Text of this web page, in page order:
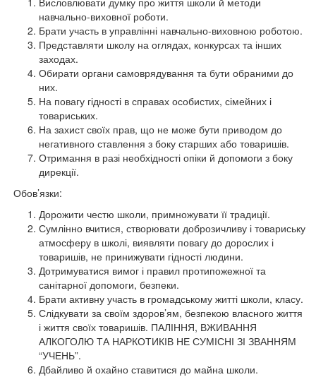
навчально-виховної роботи.
Брати участь в управлінні навчально-виховною роботою.
Представляти школу на оглядах, конкурсах та інших
заходах.
Обирати органи самоврядування та бути обраними до
них.
На повагу гідності в справах особистих, сімейних і
товариських.
На захист своїх прав, що не може бути приводом до
негативного ставлення з боку старших або товаришів.
Отримання в разі необхідності опіки й допомоги з боку
дирекції.
Обов’язки:
Дорожити честю школи, примножувати її традиції.
Сумлінно вчитися, створювати доброзичливу і товариську
атмосферу в школі, виявляти повагу до дорослих і
товаришів, не принижувати гідності людини.
Дотримуватися вимог і правил протипожежної та
санітарної допомоги, безпеки.
Брати активну участь в громадському житті школи, класу.
Слідкувати за своїм здоров’ям, безпекою власного життя
і життя своїх товаришів. ПАЛІННЯ, ВЖИВАННЯ
АЛКОГОЛЮ ТА НАРКОТИКІВ НЕ СУМІСНІ ЗІ ЗВАННЯМ
“УЧЕНЬ”.
Дбайливо й охайно ставитися до майна школи.